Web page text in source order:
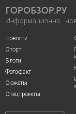
ГОРОБЗОР.РУ
Информационно -
Новости
Спорт
Блоги
Фотофакт
Сюжеты
Спецпроекты